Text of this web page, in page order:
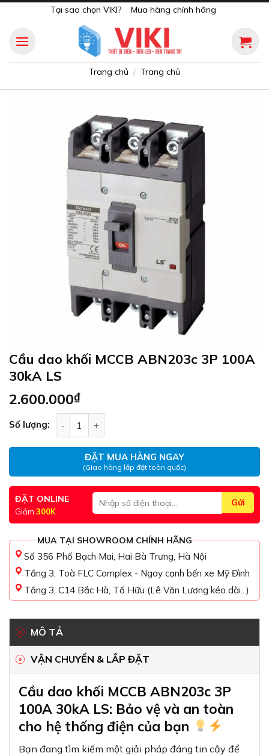
content
Tại sao chọn VIKI? Mua hàng chính hãng
Trang chủ / Trang chủ
Cầu dao khối MCCB ABN203c 3P 100A
30kA LS
2.600.000₫
Số lượng:
ĐẶT MUA HÀNG NGAY
(Giao hàng lắp đặt toàn quốc)
ĐẶT ONLINE
Giảm 300K
MUA TẠI SHOWROOM CHÍNH HÃNG
Số 356 Phố Bạch Mai, Hai Bà Trưng, Hà Nội
Tầng 3, Toà FLC Complex - Ngay cạnh bến xe Mỹ Đình
Tầng 3, C14 Bắc Hà, Tố Hữu (Lê Văn Lương kéo dài...)
MÔ TẢ
VẬN CHUYỂN & LẮP ĐẶT
Cầu dao khối MCCB ABN203c 3P
100A 30kA LS: Bảo vệ và an toàn
cho hệ thống điện của bạn
Bạn đang tìm kiếm một giải pháp đáng tin cậy để